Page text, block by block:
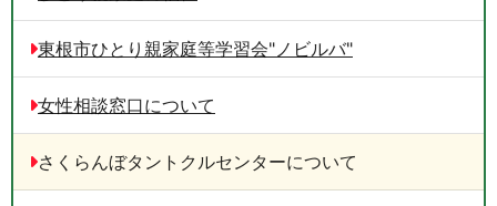
東根市ひとり親家庭等学習会"ノビルバ"
女性相談窓口について
さくらんぼタントクルセンターについて